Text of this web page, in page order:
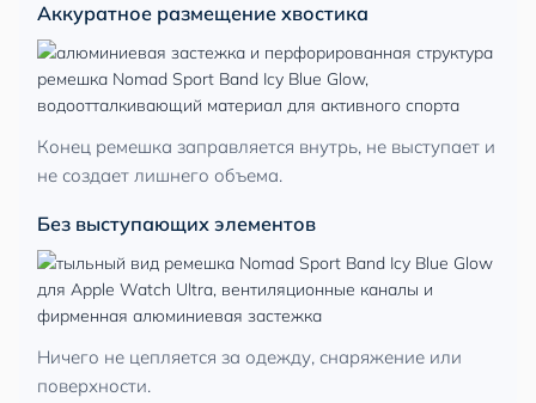
Аккуратное размещение хвостика
Конец ремешка заправляется внутрь, не выступает и
не создает лишнего объема.
Без выступающих элементов
Ничего не цепляется за одежду, снаряжение или
поверхности.